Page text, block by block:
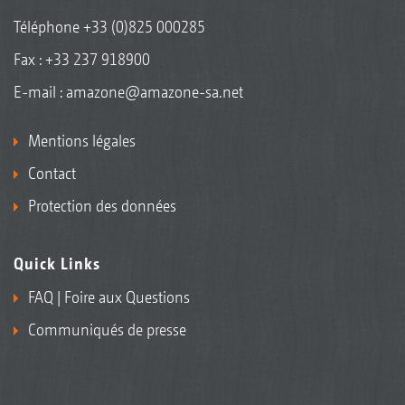
Téléphone+33 (0)825 000285
Fax : +33 237 918900
E-mail : amazone@amazone-sa.net
Mentions légales
Contact
Protection des données
Quick Links
FAQ | Foire aux Questions
Communiqués de presse